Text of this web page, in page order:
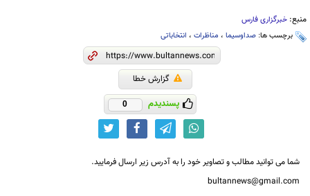
منبع: خبرگزاری فارس
برچسب ها: صداوسیما ، مناظرات ، انتخاباتی
گزارش خطا
پسندیدم 0
شما می توانید مطالب و تصاویر خود را به آدرس زیر ارسال فرمایید.
bultannews@gmail.com